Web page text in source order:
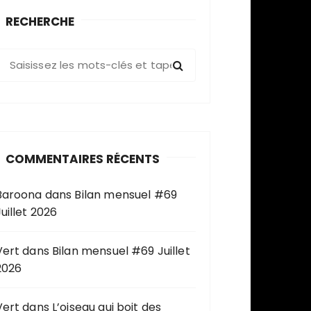
RECHERCHE
COMMENTAIRES RÉCENTS
dans Bilan mensuel #69
2026
dans Bilan mensuel #69 Juillet
dans L’oiseau qui boit des